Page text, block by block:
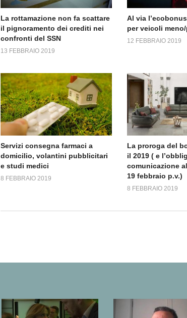
La rottamazione non fa scattare
il pignoramento dei crediti nei
confronti del SSN
13 FEBBRAIO 2019
Al via
per veicoli
12 FEBBRAIO 2019
Servizi consegna farmaci a
domicilio, volantini pubblicitari
e studi medici
8 FEBBRAIO 2019
La proroga del
il 2019 ( e
comunicazione
19 febbraio p.v.)
8 FEBBRAIO 2019